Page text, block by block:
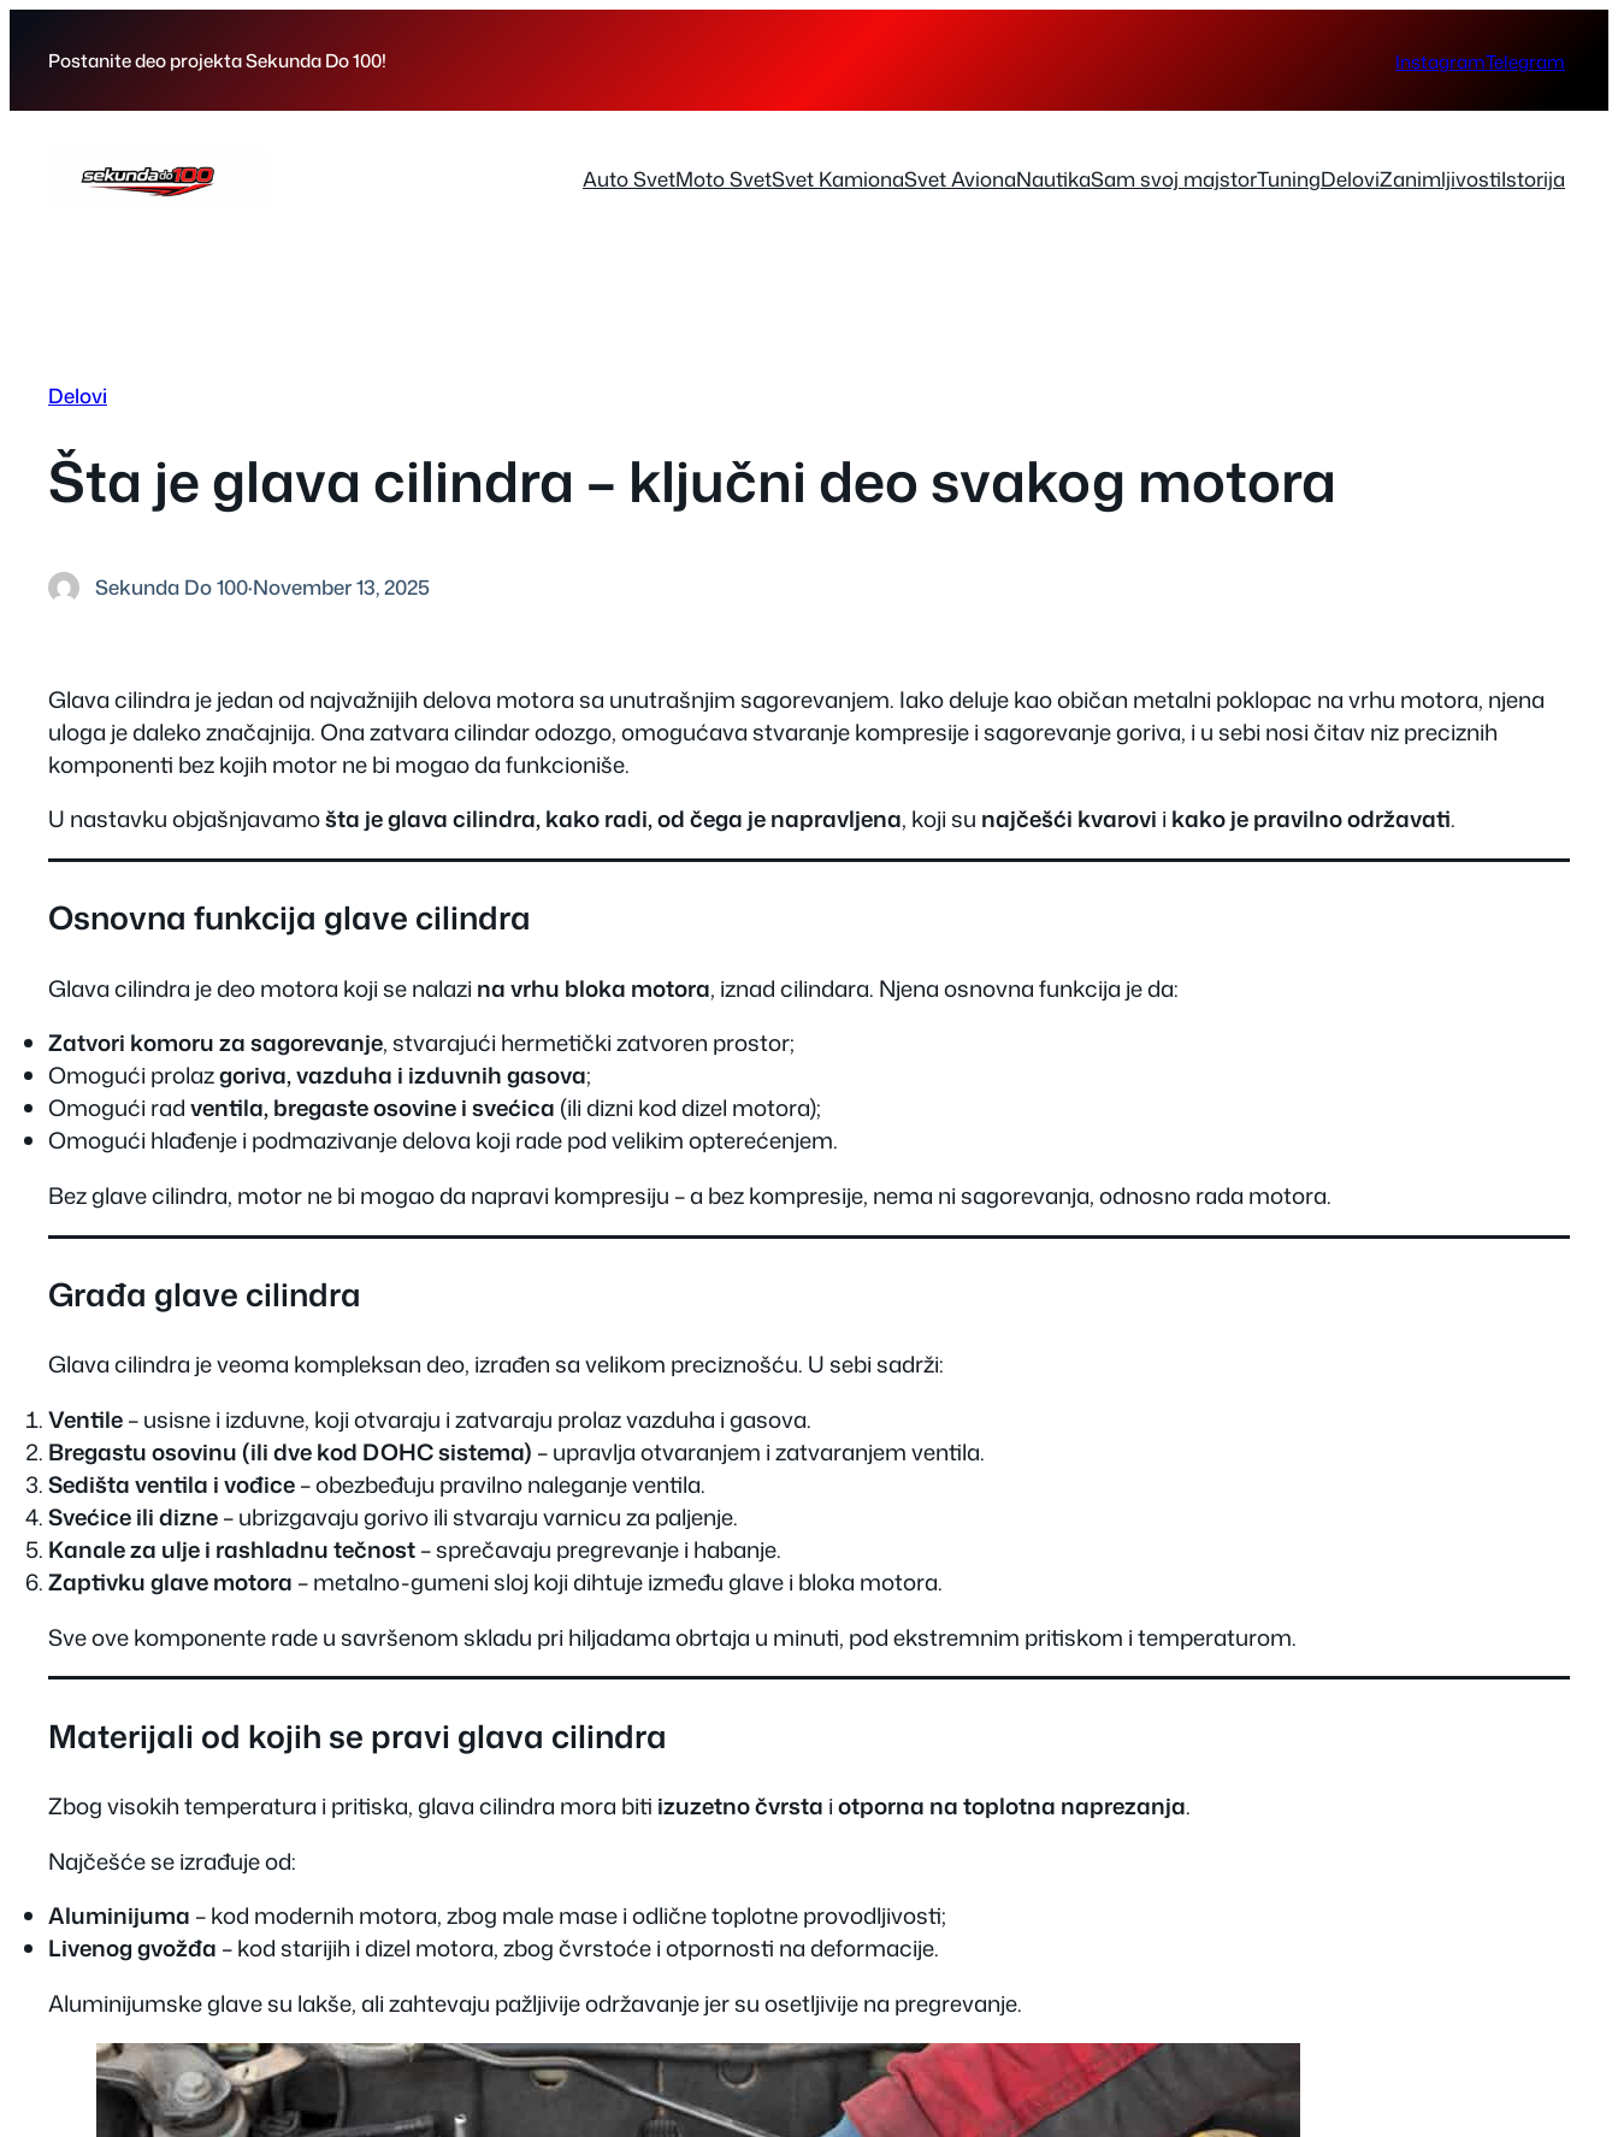
Postanite deo projekta Sekunda Do 100! InstagramTelegram
Auto SvetMoto SvetSvet KamionaSvet AvionaNautikaSam svoj majstorTuningDeloviZanimljivostiIstorija
Delovi
Šta je glava cilindra – ključni deo svakog motora
Sekunda Do 100·November 13, 2025
Glava cilindra je jedan od najvažnijih delova motora sa unutrašnjim sagorevanjem. Iako deluje kao običan metalni poklopac na vrhu motora, njena
uloga je daleko značajnija. Ona zatvara cilindar odozgo, omogućava stvaranje kompresije i sagorevanje goriva, i u sebi nosi čitav niz preciznih
komponenti bez kojih motor ne bi mogao da funkcioniše.
U nastavku objašnjavamošta je glava cilindra, kako radi, od čega je napravljena, koji su najčešći kvarovi i kako je pravilno održavati.
Osnovna funkcija glave cilindra
Glava cilindra je deo motora koji se nalazi na vrhu bloka motora, iznad cilindara. Njena osnovna funkcija je da:
Zatvori komoru za sagorevanje, stvarajući hermetički zatvoren prostor;
Omogući prolazgoriva, vazduha i izduvnih gasova;
Omogući radventila, bregaste osovine i svećica (ili dizni kod dizel motora);
Omogući hlađenje i podmazivanje delova koji rade pod velikim opterećenjem.
Bez glave cilindra, motor ne bi mogao da napravi kompresiju – a bez kompresije, nema ni sagorevanja, odnosno rada motora.
Građa glave cilindra
Glava cilindra je veoma kompleksan deo, izrađen sa velikom preciznošću. U sebi sadrži:
Ventile– usisne i izduvne, koji otvaraju i zatvaraju prolaz vazduha i gasova.
Bregastu osovinu (ili dve kod DOHC sistema) – upravlja otvaranjem i zatvaranjem ventila.
Sedišta ventila i vođice– obezbeđuju pravilno naleganje ventila.
Svećice ili dizne– ubrizgavaju gorivo ili stvaraju varnicu za paljenje.
Kanale za ulje i rashladnu tečnost– sprečavaju pregrevanje i habanje.
Zaptivku glave motora – metalno-gumeni sloj koji dihtuje između glave i bloka motora.
Sve ove komponente rade u savršenom skladu pri hiljadama obrtaja u minuti, pod ekstremnim pritiskom i temperaturom.
Materijali od kojih se pravi glava cilindra
Zbog visokih temperatura i pritiska, glava cilindra mora biti izuzetno čvrsta iotporna na toplotna naprezanja.
Najčešće se izrađuje od:
Aluminijuma – kod modernih motora, zbog male mase i odlične toplotne provodljivosti;
Livenog gvožđa – kod starijih i dizel motora, zbog čvrstoće i otpornosti na deformacije.
Aluminijumske glave su lakše, ali zahtevaju pažljivije održavanje jer su osetljivije na pregrevanje.